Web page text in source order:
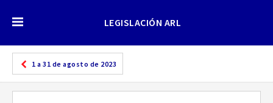
LEGISLACIÓN ARL
1 a 31 de agosto de 2023